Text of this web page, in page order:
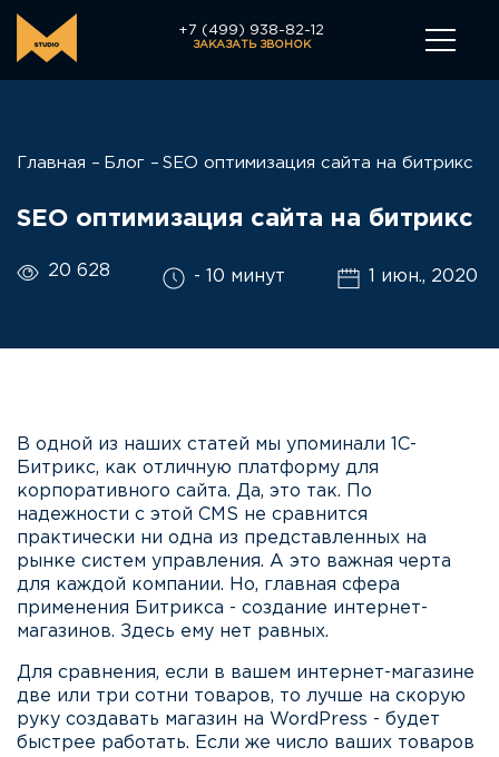
+7 (499) 938-82-12
ЗАКАЗАТЬ ЗВОНОК
Главная Блог SEO оптимизация сайта на битрикс
SEO оптимизация сайта на битрикс
20 628 - 10 минут 1 июн., 2020
В одной из наших статей мы упоминали 1С-
Битрикс, как отличную платформу для
корпоративного сайта. Да, это так. По
надежности с этой CMS не сравнится
практически ни одна из представленных на
рынке систем управления. А это важная черта
для каждой компании. Но, главная сфера
применения Битрикса - создание интернет-
магазинов. Здесь ему нет равных.
Для сравнения, если в вашем интернет-магазине
две или три сотни товаров, то лучше на скорую
руку создавать магазин на WordPress - будет
быстрее работать. Если же число ваших товаров